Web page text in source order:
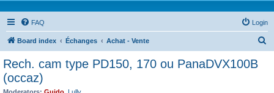
FAQ Login
Board index Échanges Achat - Vente
Rech. cam type PD150, 170 ou PanaDVX100B
(occaz)